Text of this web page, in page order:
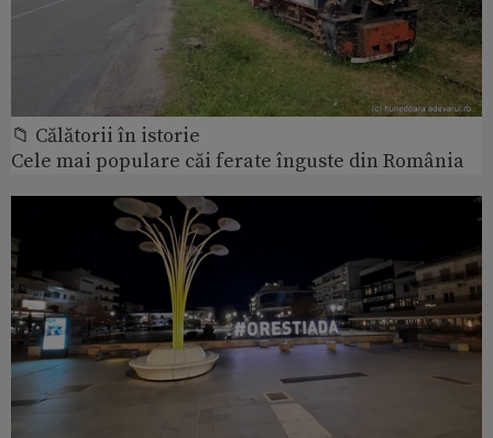
📁 Călătorii în istorie
Cele mai populare căi ferate înguste din România